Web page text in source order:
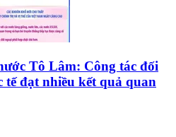
Tô Lâm: Công tác đối
tế đạt nhiều kết quả quan